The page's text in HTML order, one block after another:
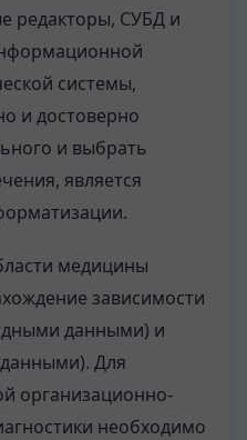
редакторы, СУБД и
системы,
и достоверно
и выбрать
является
медицины
зависимости
данными) и
Для
организационно-
необходимо